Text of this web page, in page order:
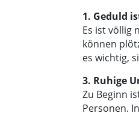
1. Geduld
Es ist völlig
können
es wichtig,
3. Ruhige
Zu Beginn
Personen.